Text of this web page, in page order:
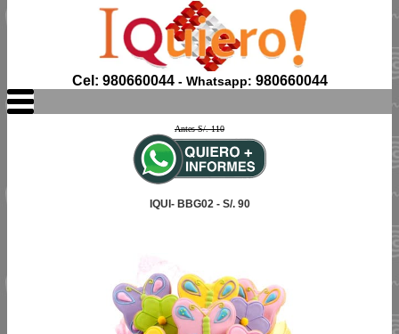
Cel: 980660044- Whatsapp: 980660044
Antes S/. 110
IQUI- BBG02 - S/. 90